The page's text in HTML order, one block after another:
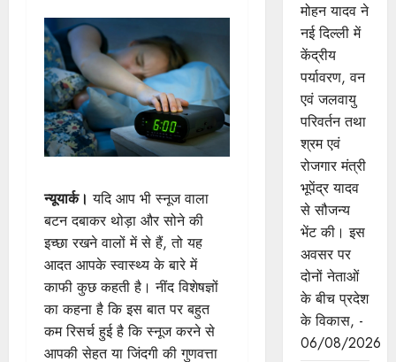
न्यूयार्क। यदि आप भी स्नूज वाला
बटन दबाकर थोड़ा और सोने की
इच्छा रखने वालों में से हैं, तो यह
आदत आपके स्वास्थ्य के बारे में
काफी कुछ कहती है। नींद विशेषज्ञों
का कहना है कि इस बात पर बहुत
कम रिसर्च हुई है कि स्नूज करने से
आपकी सेहत या जिंदगी की गुणवत्ता
मोहन यादव ने
नई दिल्ली में
केंद्रीय
पर्यावरण, वन
एवं जलवायु
परिवर्तन तथा
श्रम एवं
रोजगार मंत्री
भूपेंद्र यादव
से सौजन्य
भेंट की। इस
अवसर पर
दोनों नेताओं
के बीच प्रदेश
के विकास, -
06/08/2026